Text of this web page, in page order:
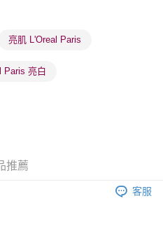
工作天送達
亮肌 L'Oreal Paris
Paris 亮白
推薦
客服